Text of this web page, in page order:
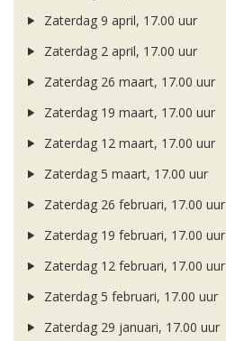
Zaterdag 9 april, 17.00 uur
Zaterdag 2 april, 17.00 uur
Zaterdag 26 maart, 17.00 uur
Zaterdag 19 maart, 17.00 uur
Zaterdag 12 maart, 17.00 uur
Zaterdag 5 maart, 17.00 uur
Zaterdag 26 februari, 17.00 uur
Zaterdag 19 februari, 17.00 uur
Zaterdag 12 februari, 17.00 uur
Zaterdag 5 februari, 17.00 uur
Zaterdag 29 januari, 17.00 uur